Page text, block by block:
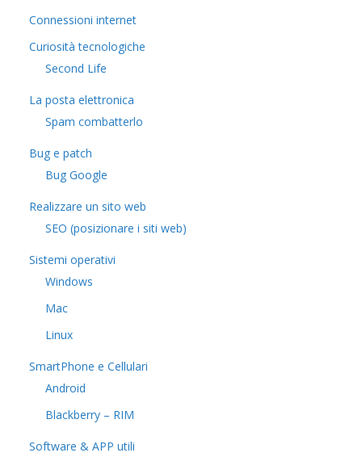
Connessioni internet
Curiosità tecnologiche
​Second Life
La posta elettronica
Spam combatterlo
Bug e patch
Bug Google
Realizzare un sito web
SEO (posizionare i siti web)
Sistemi operativi
Windows
Mac
Linux
SmartPhone e Cellulari
Android
Blackberry – RIM
Software & APP utili